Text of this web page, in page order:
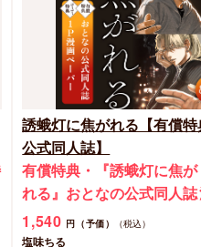
誘蛾灯に焦がれる【有償
公式同人誌】
有償特典・『誘蛾灯に焦が
れる』おとなの公式同人誌
1,540 円（予価） （税込）
塩味ちる